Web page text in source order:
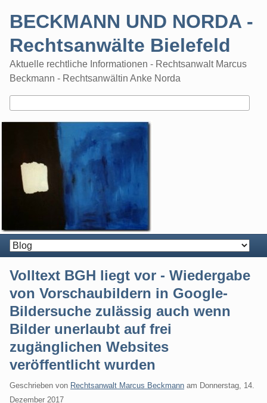
BECKMANN UND NORDA -
Rechtsanwälte Bielefeld
Aktuelle rechtliche Informationen - Rechtsanwalt Marcus
Beckmann - Rechtsanwältin Anke Norda
Volltext BGH liegt vor - Wiedergabe
von Vorschaubildern in Google-
Bildersuche zulässig auch wenn
Bilder unerlaubt auf frei
zugänglichen Websites
veröffentlicht wurden
Geschrieben von Rechtsanwalt Marcus Beckmann am Donnerstag, 14.
Dezember 2017